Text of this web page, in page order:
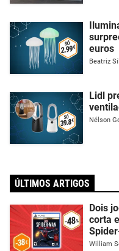
euros
Beatriz
Lidl
Nélson
ÚLTIMOS ARTIGOS
Dois
corta
William